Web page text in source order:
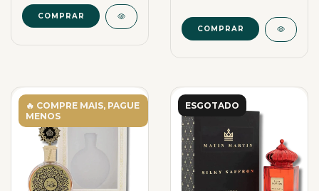
COMPRAR
COMPRAR
🔥 COMPRE MAIS, PAGUE
MENOS
ESGOTADO